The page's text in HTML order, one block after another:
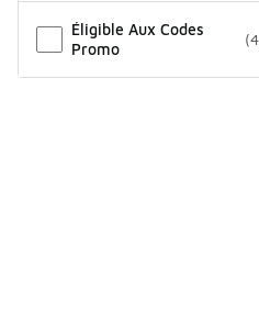
Éligible Aux Codes
Promo
(